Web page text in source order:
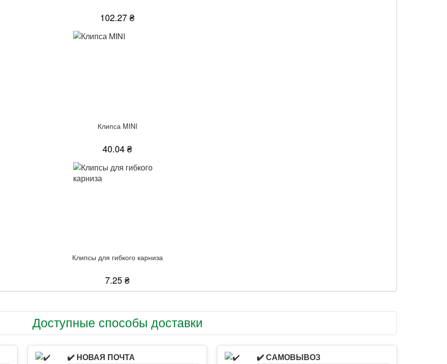
102.27 ₴
Клипса MINI
40.04 ₴
Клипсы для гибкого карниза
7.25 ₴
Доступные способы доставки
✔️ НОВАЯ ПОЧТА ✔️ САМОВЫВОЗ